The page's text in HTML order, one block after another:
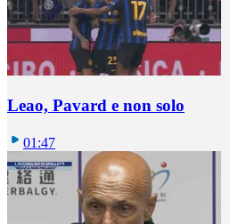
Leao, Pavard e non solo
01:47